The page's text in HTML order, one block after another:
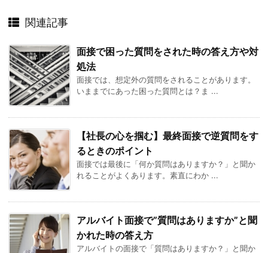
関連記事
面接で困った質問をされた時の答え方や対
処法
面接では、想定外の質問をされることがあります。
いままでにあった困った質問とは？ま ...
【社長の心を掴む】最終面接で逆質問をす
るときのポイント
面接では最後に「何か質問はありますか？」と聞か
れることがよくあります。素直にわか ...
アルバイト面接で”質問はありますか”と聞
かれた時の答え方
アルバイトの面接で「質問はありますか？」と聞か